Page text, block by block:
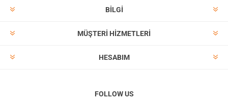
BILGI
MÜŞTERI HIZMETLERI
HESABIM
FOLLOW US